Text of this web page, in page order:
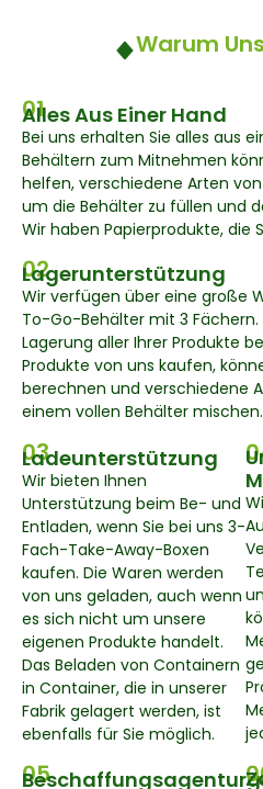
Warum
01
Alles Aus Einer Hand
Bei uns erhalten Sie alles aus
Behältern zum Mitnehmen
helfen, verschiedene Arten
um die Behälter zu füllen und
Wir haben Papierprodukte, die
02
Lagerunterstützung
Wir verfügen über eine große
To-Go-Behälter mit 3
Lagerung aller Ihrer Produkte
Produkte von uns kaufen,
berechnen und verschiedene
einem vollen Behälter mischen.
03
Ladeunterstützung
Wir bieten Ihnen
Unterstützung beim Be- und
Entladen, wenn Sie bei uns 3-
Fach-Take-Away-Boxen
kaufen. Die Waren werden
von uns geladen, auch wenn
es sich nicht um unsere
eigenen Produkte handelt.
Das Beladen von Containern
in Container, die in unserer
Fabrik gelagert werden, ist
ebenfalls für Sie möglich.
05